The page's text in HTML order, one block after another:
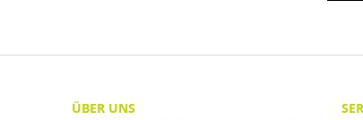
ÜBER UNS